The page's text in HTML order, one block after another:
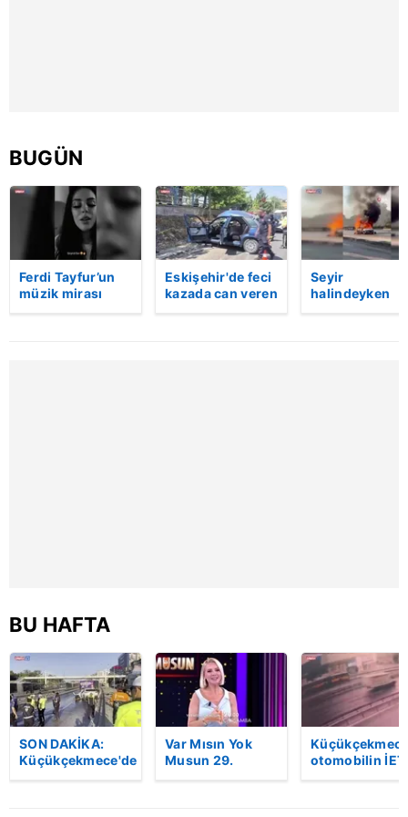
BUGÜN
Ferdi Tayfur’un
müzik mirası
Eskişehir'de feci
kazada can veren
Seyir
halindeyken
BU HAFTA
SON DAKİKA:
Küçükçekmece'de
Var Mısın Yok
Musun 29.
otomobilin